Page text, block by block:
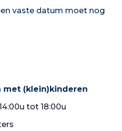
vaste datum moet nog
met (klein)kinderen
tot 18:00u